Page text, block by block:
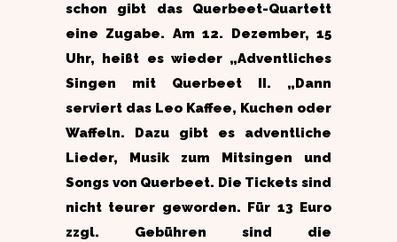
schon gibt das Querbeet-Quartett
eine Zugabe. Am 12. Dezember, 15
Uhr, heißt es wieder „Adventliches
Singen mit Querbeet II. „Dann
serviert das Leo Kaffee, Kuchen oder
Waffeln. Dazu gibt es adventliche
Lieder, Musik zum Mitsingen und
Songs von Querbeet. Die Tickets sind
nicht teurer geworden. Für 13 Euro
zzgl. Gebühren sind die